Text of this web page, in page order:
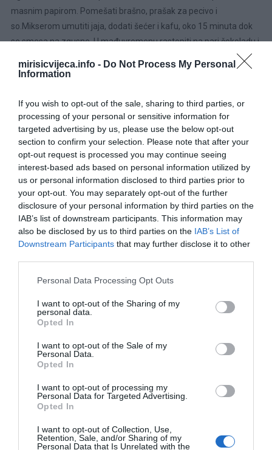
mirisicvijeca.info - Do Not Process My Personal
Information
If you wish to opt-out of the sale, sharing to third parties, or
processing of your personal or sensitive information for
targeted advertising by us, please use the below opt-out
section to confirm your selection. Please note that after your
opt-out request is processed you may continue seeing
interest-based ads based on personal information utilized by
us or personal information disclosed to third parties prior to
your opt-out. You may separately opt-out of the further
disclosure of your personal information by third parties on the
IAB’s list of downstream participants. This information may
also be disclosed by us to third parties on the IAB’s List of
Downstream Participants that may further disclose it to other
Please note that this website/app uses one or more Google
not limited to your visit or usage behaviour. You may click to
grant or deny consent to Google and its third-party tags to
use your data for below specified purposes in below Google
consent section.
Personal Data Processing Opt Outs
I want to opt-out of the Sharing of my
personal data.
Opted In
I want to opt-out of the Sale of my
Personal Data.
Opted In
I want to opt-out of processing my
Personal Data for Targeted Advertising.
Opted In
I want to opt-out of Collection, Use,
Retention, Sale, and/or Sharing of my
Personal Data that Is Unrelated with the
masnim papirom. Pomešati brašno, prašak za pecivo i
so.Mikserom umutiti jaja, dodati šećer i kafu, oko 15 minuta dok
se smesa na zgusne. U mađuvremenu rastopiti na pari čokoladu i
maslac. Promešati, malo prohladiti i dodati u smesu sa jajima.
Zatim umešati brašno, naseckanu čokoladu i bademe. Ako je
kašičicu ove smese na masni papir na par cm rastojanja i peći dok
malo ne narastu i napuknu, oko 8-9 minuta. Ohladiti na rešetki.